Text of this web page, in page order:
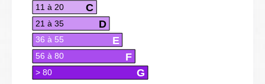
C
11 à 20
D
21 à 35
E
36 à 55
F
56 à 80
G
> 80